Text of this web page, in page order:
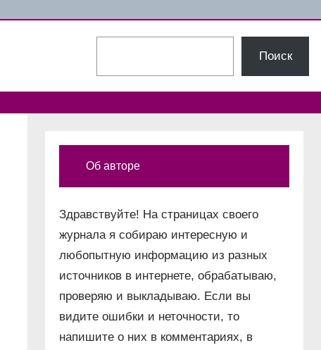
Поиск
Об авторе
Здравствуйте! На страницах своего
журнала я собираю интересную и
любопытную информацию из разных
источников в интернете, обрабатываю,
проверяю и выкладываю. Если вы
видите ошибки и неточности, то
напишите о них в комментариях, в